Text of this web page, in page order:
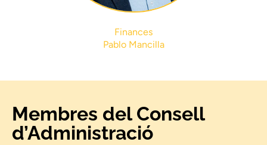
Finances
Pablo Mancilla
Membres del Consell
d’Administració